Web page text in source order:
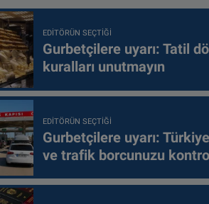
EDITÖRÜN SEÇTIĞI
Gurbetçilere uyarı: Tatil
kuralları unutmayın
EDITÖRÜN SEÇTIĞI
Gurbetçilere uyarı:
ve trafik borcunuzu